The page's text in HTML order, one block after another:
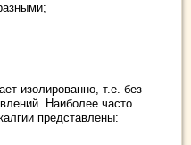
изолированно, т.е. без
Наиболее часто
представлены: